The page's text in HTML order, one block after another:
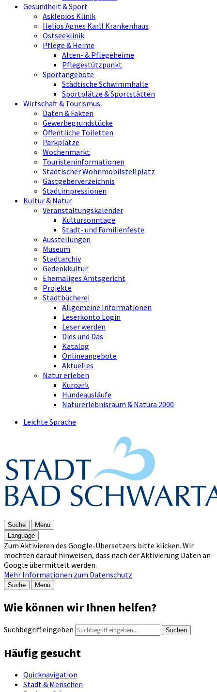
Gesundheit & Sport
Asklepios Klinik
Helios Agnes Karll Krankenhaus
Ostseeklinik
Pflege & Heime
Alten- & Pflegeheime
Pflegestützpunkt
Sportangebote
Städtische Schwimmhalle
Sportplätze & Sportstätten
Wirtschaft & Tourismus
Daten & Fakten
Gewerbegrundstücke
Öffentliche Toiletten
Parkplätze
Wochenmarkt
Touristeninformationen
Städtischer Wohnmobilstellplatz
Gastgeberverzeichnis
Stadtimpressionen
Kultur & Natur
Veranstaltungskalender
Kultursonntage
Stadt- und Familienfeste
Ausstellungen
Museum
Stadtarchiv
Gedenkkultur
Ehemaliges Amtsgericht
Projekte
Stadtbücherei
Allgemeine Informationen
Leserkonto Login
Leser werden
Dies und Das
Katalog
Onlineangebote
Aktuelles
Natur erleben
Kurpark
Hundeausläufe
Naturerlebnisraum & Natura 2000
Leichte Sprache
Suche
Menü
Language
Zum Aktivieren des Google-Übersetzers bitte klicken. Wir
möchten darauf hinweisen, dass nach der Aktivierung Daten an
Google übermittelt werden.
Mehr Informationen zum Datenschutz
Suche Menü
Wie können wir Ihnen helfen?
Suchbegriff eingeben Suchen
Häufig gesucht
Quicknavigation
Stadt & Menschen